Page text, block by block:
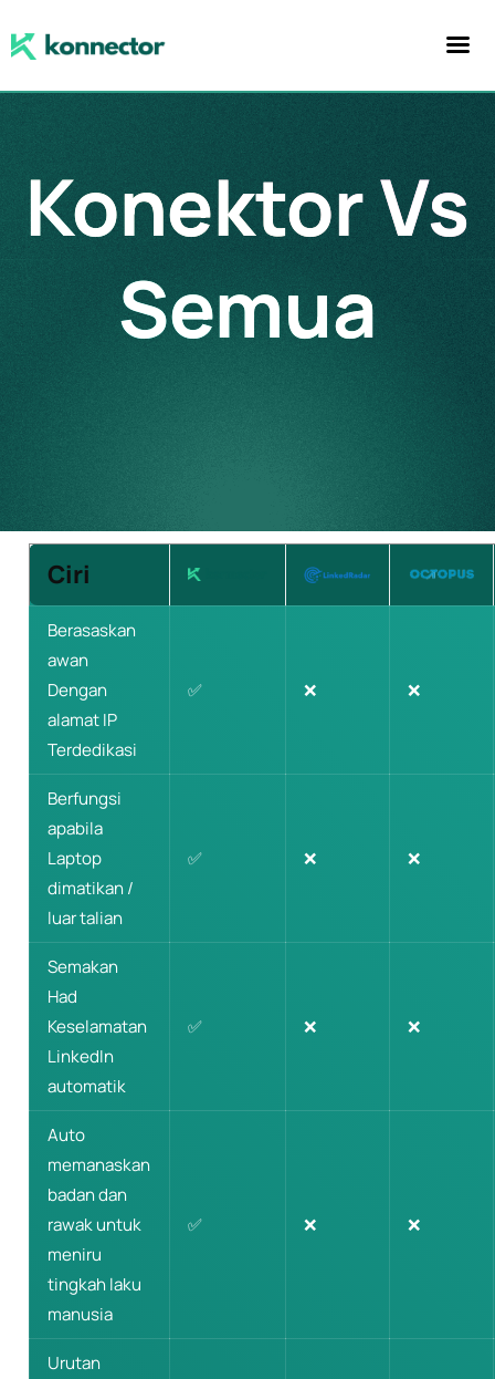
Konektor Vs
Semua
Ciri
Berasaskan
awan
Dengan
alamat IP
Terdedikasi
✅ ❌ ❌
Berfungsi
apabila
Laptop
dimatikan /
luar talian
✅ ❌ ❌
Semakan
Had
Keselamatan
LinkedIn
automatik
✅ ❌ ❌
Auto
memanaskan
badan dan
rawak untuk
meniru
tingkah laku
manusia
✅ ❌ ❌
Urutan